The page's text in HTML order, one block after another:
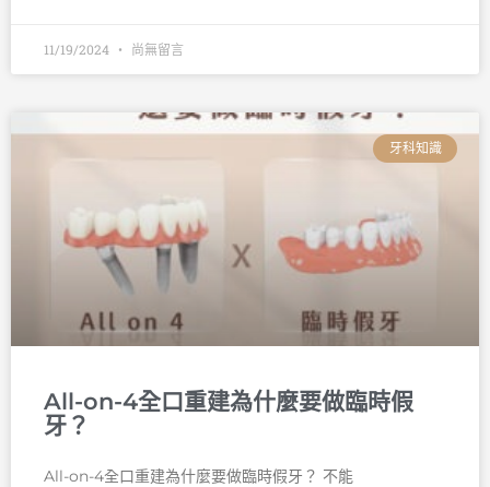
11/19/2024 尚無留言
牙科知識
All-on-4全口重建為什麼要做臨時假
牙？
All-on-4全口重建為什麼要做臨時假牙？ 不能